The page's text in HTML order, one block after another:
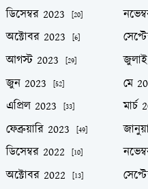
ডিসেম্বর 2023 [20]
অক্টোবর 2023 [6]
আগস্ট 2023 [29]
জুন 2023 [52] মে
এপ্রিল 2023 [33] মার্চ
ফেব্রুয়ারি 2023 [49]
ডিসেম্বর 2022 [10]
অক্টোবর 2022 [13]